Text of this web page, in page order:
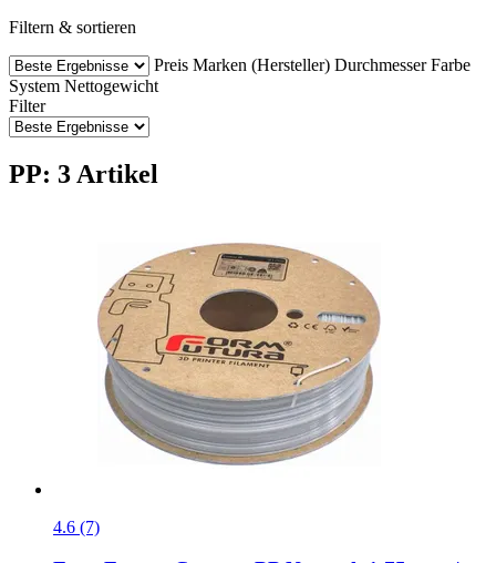
Filtern & sortieren
Preis Marken (Hersteller) Durchmesser Farbe
System Nettogewicht
Filter
PP: 3 Artikel
4.6 (7)